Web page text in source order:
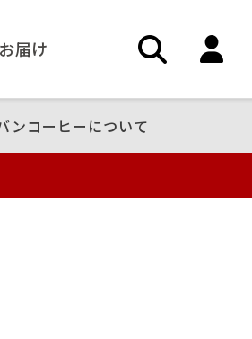
届け
ンコーヒーについて